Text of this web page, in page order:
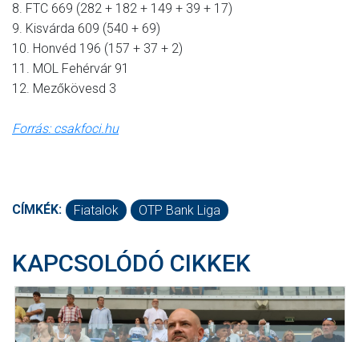
8. FTC 669 (282 + 182 + 149 + 39 + 17)
9. Kisvárda 609 (540 + 69)
10. Honvéd 196 (157 + 37 + 2)
11. MOL Fehérvár 91
12. Mezőkövesd 3
Forrás: csakfoci.hu
CÍMKÉK: Fiatalok OTP Bank Liga
KAPCSOLÓDÓ CIKKEK